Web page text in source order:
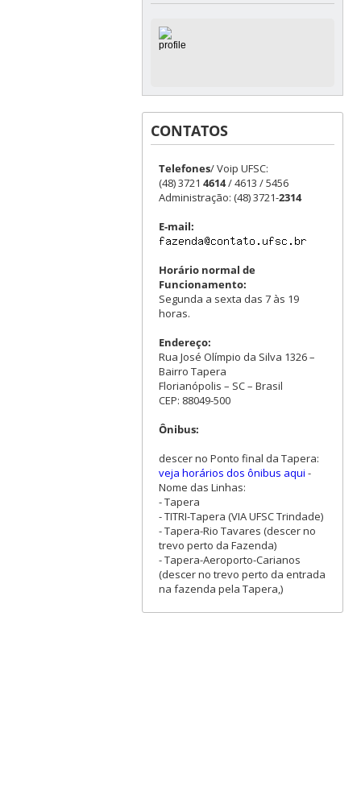
CONTATOS
Telefones/ Voip UFSC:
(48) 3721 4614/ 4613 / 5456
Administração: (48) 3721-2314
E-mail:
Horário normal de
Funcionamento:
Segunda a sexta das 7 às 19
horas.
Endereço:
Rua José Olímpio da Silva 1326 –
Bairro Tapera
Florianópolis – SC – Brasil
CEP: 88049-500
Ônibus:
descer no Ponto final da Tapera:
veja horários dos ônibus aqui -
Nome das Linhas:
- Tapera
- TITRI-Tapera (VIA UFSC Trindade)
- Tapera-Rio Tavares (descer no
trevo perto da Fazenda)
- Tapera-Aeroporto-Carianos
(descer no trevo perto da entrada
na fazenda pela Tapera,)